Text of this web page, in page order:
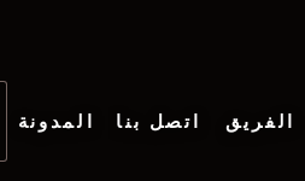
الفريق اتصل بنا المدونة